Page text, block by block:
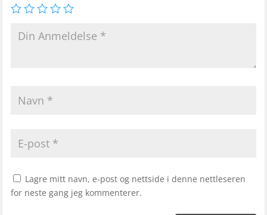
Lagre mitt navn, e-post og nettside i denne nettleseren
for neste gang jeg kommenterer.